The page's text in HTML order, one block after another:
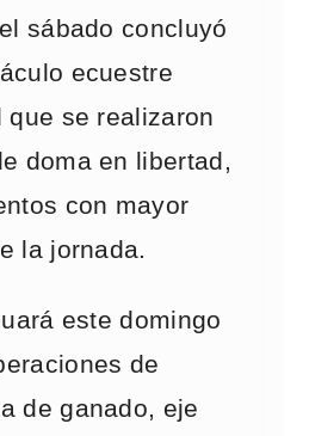
sábado concluyó
ecuestre
que se realizaron
doma en libertad,
con mayor
la jornada.
este domingo
de
de ganado, eje